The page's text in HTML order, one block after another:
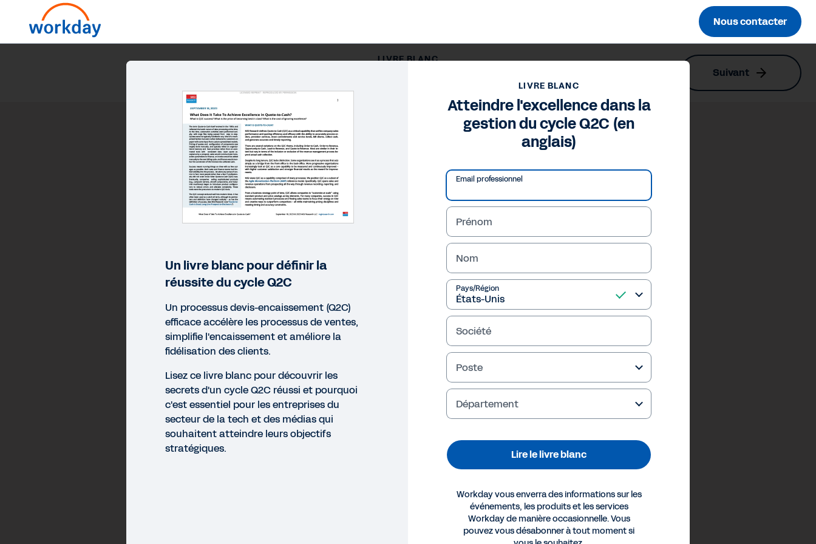
Nous contacter
LIVRE BLANC
Suivant
LIVRE BLANC
Atteindre l'excellence dans la
gestion du cycle Q2C (en
anglais)
Email professionnel
Prénom
Nom
Pays/Région
Société
Poste
Département
Lire le livre blanc
Workday vous enverra des informations sur les
événements, les produits et les services
Workday de manière occasionnelle. Vous
pouvez vous désabonner à tout moment si
Un livre blanc pour définir la
réussite du cycle Q2C
Un processus devis-encaissement (Q2C)
efficace accélère les processus de ventes,
simplifie l'encaissement et améliore la
fidélisation des clients.
Lisez ce livre blanc pour découvrir les
secrets d'un cycle Q2C réussi et pourquoi
c'est essentiel pour les entreprises du
secteur de la tech et des médias qui
souhaitent atteindre leurs objectifs
stratégiques.